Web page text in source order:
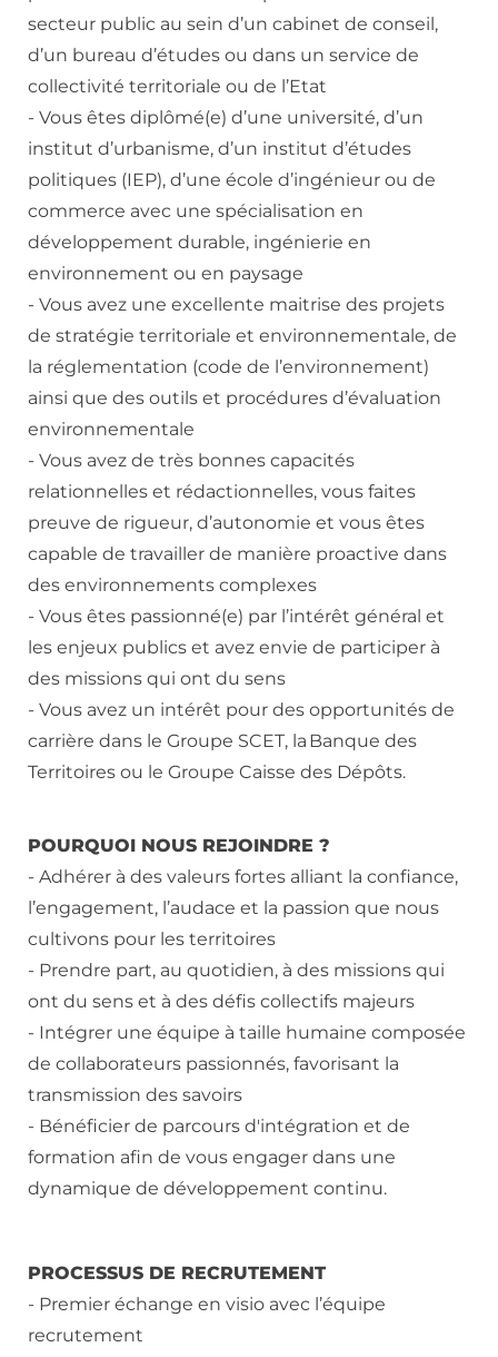
secteur public au sein d’un cabinet de conseil,
d’un bureau d’études ou dans un service de
collectivité territoriale ou de l’Etat
- Vous êtes diplômé(e) d’une université, d’un
institut d’urbanisme, d’un institut d’études
politiques (IEP), d’une école d’ingénieur ou de
commerce avec une spécialisation en
développement durable, ingénierie en
environnement ou en paysage
- Vous avez une excellente maitrise des projets
de stratégie territoriale et environnementale, de
la réglementation (code de l’environnement)
ainsi que des outils et procédures d’évaluation
environnementale
- Vous avez de très bonnes capacités
relationnelles et rédactionnelles, vous faites
preuve de rigueur, d’autonomie et vous êtes
capable de travailler de manière proactive dans
des environnements complexes
- Vous êtes passionné(e) par l’intérêt général et
les enjeux publics et avez envie de participer à
des missions qui ont du sens
- Vous avez un intérêt pour des opportunités de
carrière dans le Groupe SCET, la Banque des
Territoires ou le Groupe Caisse des Dépôts.
POURQUOI NOUS REJOINDRE ?
- Adhérer à des valeurs fortes alliant la confiance,
l’engagement, l’audace et la passion que nous
cultivons pour les territoires
- Prendre part, au quotidien, à des missions qui
ont du sens et à des défis collectifs majeurs
- Intégrer une équipe à taille humaine composée
de collaborateurs passionnés, favorisant la
transmission des savoirs
- Bénéficier de parcours d'intégration et de
formation afin de vous engager dans une
dynamique de développement continu.
PROCESSUS DE RECRUTEMENT
- Premier échange en visio avec l’équipe
recrutement